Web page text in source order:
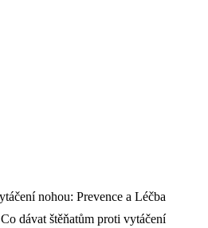
Co dávat štěňatům proti vytáčení